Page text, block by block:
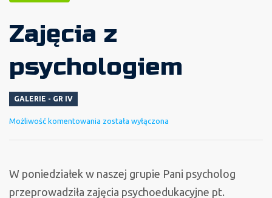
Zajęcia z
psychologiem
GALERIE - GR IV
Możliwość komentowania Zajęcia
została wyłączona
W poniedziałek w naszej grupie Pani psycholog
przeprowadziła zajęcia psychoedukacyjne pt.